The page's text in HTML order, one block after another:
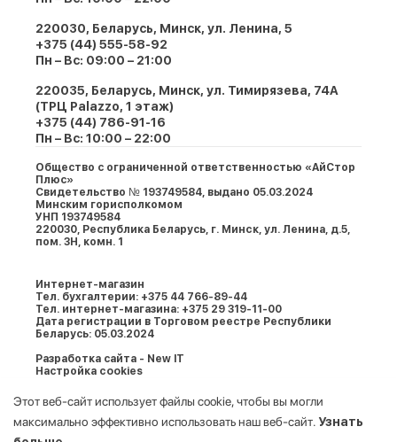
220030, Беларусь, Минск, ул. Ленина, 5
+375 (44) 555-58-92
Пн – Вс: 09:00 – 21:00
220035, Беларусь, Минск, ул. Тимирязева, 74A
(ТРЦ Palazzo, 1 этаж)
+375 (44) 786-91-16
Пн – Вс: 10:00 – 22:00
Общество с ограниченной ответственностью «АйСтор
Плюс»
Свидетельство № 193749584, выдано 05.03.2024
Минским горисполкомом
УНП 193749584
220030, Республика Беларусь, г. Минcк, ул. Ленина, д.5,
пом. 3Н, комн. 1
Интернет-магазин
Тел. бухгалтерии: +375 44 766-89-44
Тел. интернет-магазина: +375 29 319-11-00
Дата регистрации в Торговом реестре Республики
Беларусь: 05.03.2024
Разработка сайта - New IT
Настройка cookies
Этот веб-сайт использует файлы cookie, чтобы вы могли
максимально эффективно использовать наш веб-сайт. Узнать